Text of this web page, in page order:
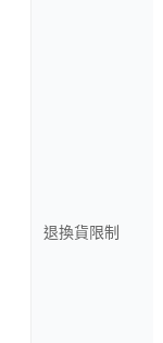
退換貨限制